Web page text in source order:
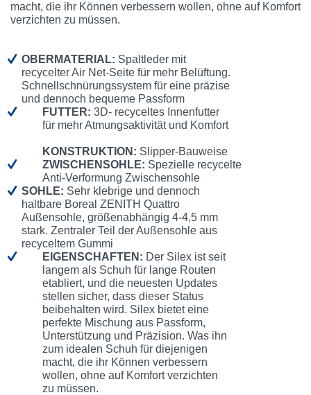
macht, die ihr Können verbessern wollen, ohne auf Komfort
verzichten zu müssen.
OBERMATERIAL: Spaltleder mit
recycelter Air Net-Seite für mehr Belüftung.
Schnellschnürungssystem für eine präzise
und dennoch bequeme Passform
FUTTER: 3D- recyceltes Innenfutter
für mehr Atmungsaktivität und Komfort
KONSTRUKTION: Slipper-Bauweise
ZWISCHENSOHLE: Spezielle recycelte
Anti-Verformung Zwischensohle
SOHLE: Sehr klebrige und dennoch
haltbare Boreal ZENITH Quattro
Außensohle, größenabhängig 4-4,5 mm
stark. Zentraler Teil der Außensohle aus
recyceltem Gummi
EIGENSCHAFTEN: Der Silex ist seit
langem als Schuh für lange Routen
etabliert, und die neuesten Updates
stellen sicher, dass dieser Status
beibehalten wird. Silex bietet eine
perfekte Mischung aus Passform,
Unterstützung und Präzision. Was ihn
zum idealen Schuh für diejenigen
macht, die ihr Können verbessern
wollen, ohne auf Komfort verzichten
zu müssen.